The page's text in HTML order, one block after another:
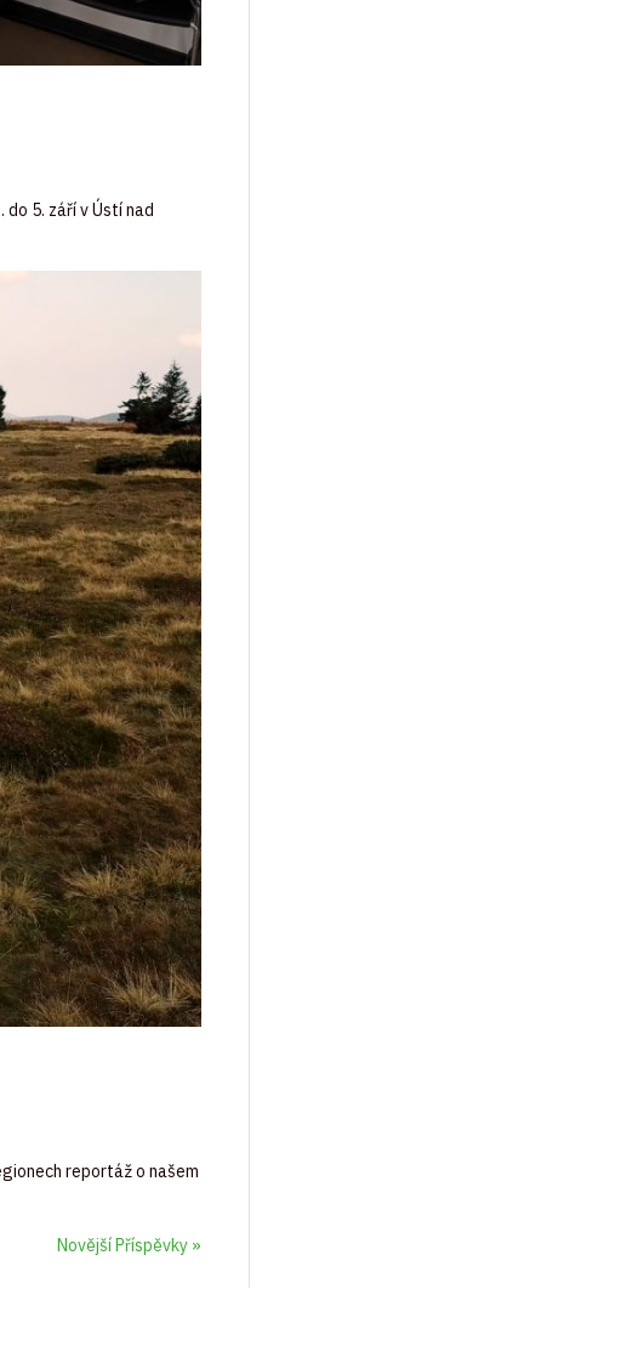
5. září v Ústí nad
reportáž o našem
Novější Příspěvky »